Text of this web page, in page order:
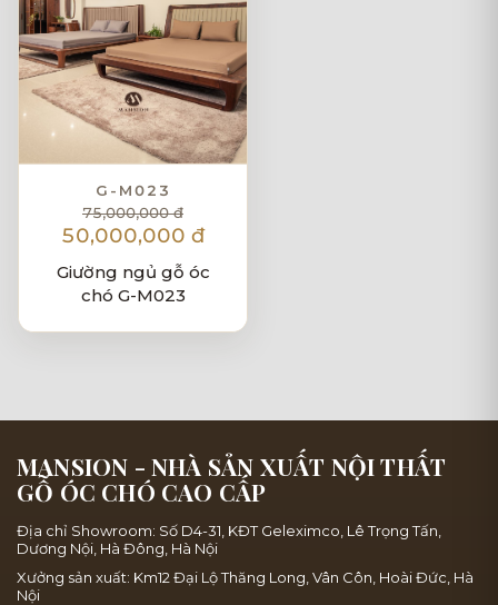
G-M023
75,000,000 đ
50,000,000 đ
Giường ngủ gỗ óc
chó G-M023
MANSION - NHÀ SẢN XUẤT NỘI THẤT
GỖ ÓC CHÓ CAO CẤP
Địa chỉ Showroom: Số D4-31, KĐT Geleximco, Lê Trọng Tấn,
Dương Nội, Hà Đông, Hà Nội
Xưởng sản xuất: Km12 Đại Lộ Thăng Long, Vân Côn, Hoài Đức, Hà
Nội